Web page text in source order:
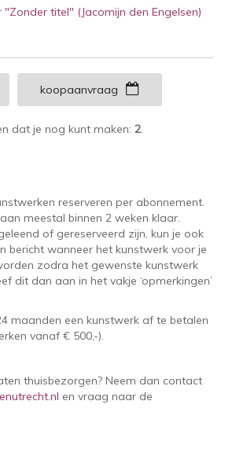
titel" (Jacomijn den Engelsen)
koopaanvraag
dat je nog kunt maken: 2.
reserveren per abonnement.
meestal binnen 2 weken klaar.
of gereserveerd zijn, kun je ook
bericht wanneer het kunstwerk voor je
zodra het gewenste kunstwerk
dit dan aan in het vakje ‘opmerkingen’
maanden een kunstwerk af te betalen
vanaf € 500,-).
thuisbezorgen? Neem dan contact
en vraag naar de